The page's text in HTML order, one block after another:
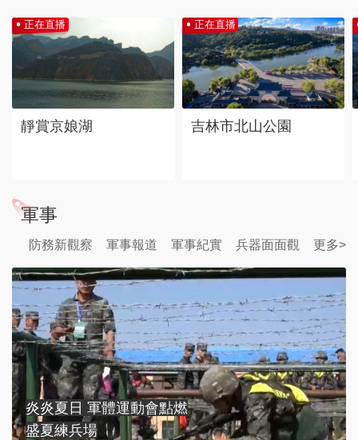
正在直播
靜賞京娘湖
正在直播
吉林市北山公園
軍事
防務新觀察 軍事報道 軍事紀實 兵器面面觀 更多>
炎炎夏日 軍體運動會點燃
盛夏練兵場